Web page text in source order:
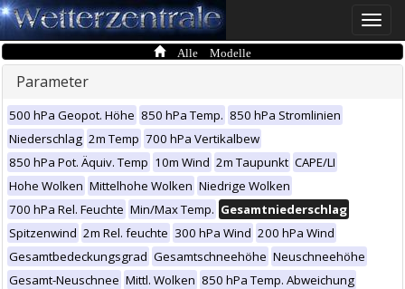
Toggle
Alle Modelle
Parameter
500 hPa Geopot. Höhe 850 hPa Temp. 850 hPa Stromlinien
Niederschlag 2m Temp 700 hPa Vertikalbew
850 hPa Pot. Äquiv. Temp 10m Wind 2m Taupunkt CAPE/LI
Hohe Wolken Mittelhohe Wolken Niedrige Wolken
700 hPa Rel. Feuchte Min/Max Temp. Gesamtniederschlag
Spitzenwind 2m Rel. feuchte 300 hPa Wind 200 hPa Wind
Gesamtbedeckungsgrad Gesamtschneehöhe Neuschneehöhe
Gesamt-Neuschnee Mittl. Wolken 850 hPa Temp. Abweichung